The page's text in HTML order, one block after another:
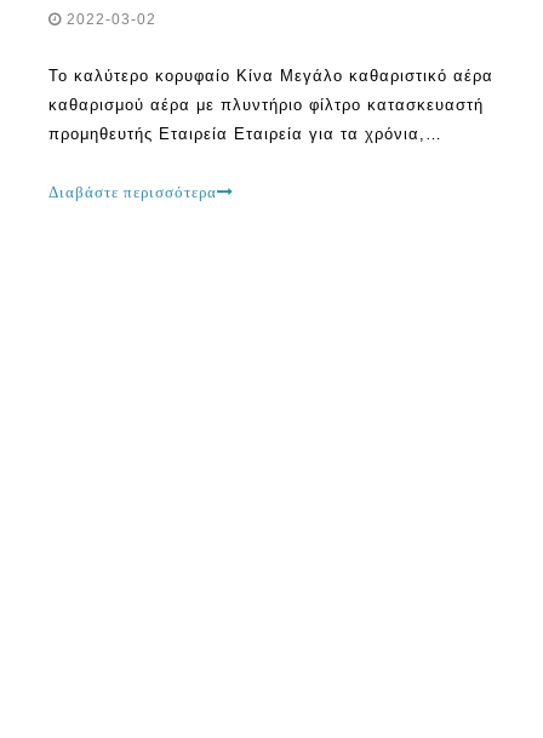
2022-03-02
Το καλύτερο κορυφαίο Κίνα Μεγάλο καθαριστικό αέρα
καθαρισμού αέρα με πλυντήριο φίλτρο κατασκευαστή
προμηθευτής Εταιρεία Εταιρεία για τα χρόνια,
αέρα της Κίνας. Κάθε μία από αυτές τις εταιρείες
Διαβάστε περισσότερα